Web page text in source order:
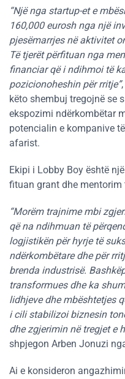
“Një nga startup-et e
160,000 eurosh nga një
pjesëmarrjes në aktivitet
Të tjerët përfituan nga
financiar që i ndihmoi të
pozicionoheshin për rritje”
këto shembuj tregojnë se
ekspozimi ndërkombëtar
potencialin e kompanive
afarist.
Ekipi i Lobby Boy është
fituan grant dhe mentorim
“Morëm trajnime mbi
që na ndihmuan të
logjistikën për hyrje të
ndërkombëtare dhe për
brenda industrisë.
transformues dhe ka
lidhjeve dhe mbështetjes
i cili stabilizoi biznesin
dhe zgjerimin në tregjet e
shpjegon Arben Jonuzi
Ai e konsideron